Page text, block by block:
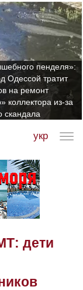
пенделя»:
Одессой тратит
на ремонт
коллектора из-за
скандала
укр
дети